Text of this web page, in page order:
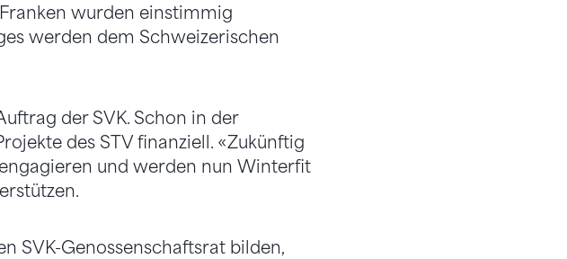
wurden einstimmig
werden dem Schweizerischen
der SVK. Schon in der
des STV finanziell. «Zukünftig
und werden nun Winterfit
SVK-Genossenschaftsrat bilden,